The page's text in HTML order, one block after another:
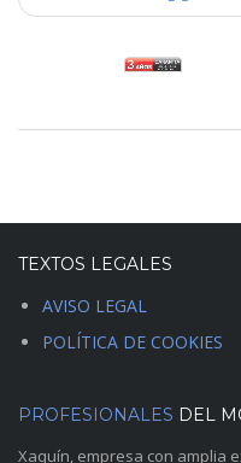
TEXTOS LEGALES
AVISO LEGAL
POLÍTICA DE COOKIES
PROFESIONALES DEL
Xaquín, empresa con amplia